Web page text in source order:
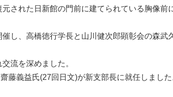
された日新館の門前に建てられている胸像前
し、高橋徳行学長と山川健次郎顕彰会の森武
流を深めました。
藤義益氏(27回日文)が新支部長に就任しました